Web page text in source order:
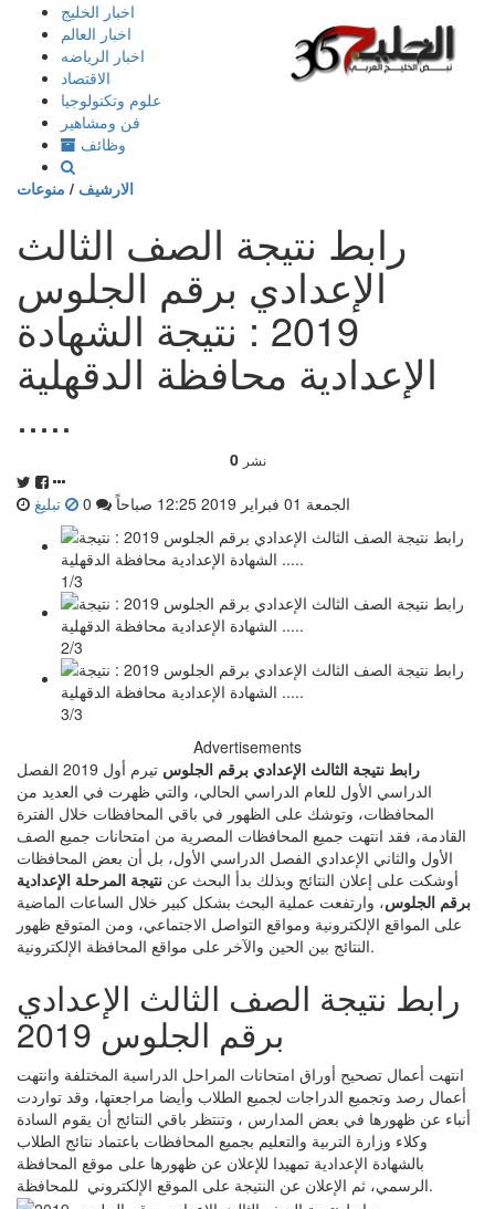
إذهب
المحتوى
اخبار الخليج
اخبار العالم
اخبار الرياضه
الاقتصاد
علوم وتكنولوجيا
فن ومشاهير
وظائف
الارشيف / منوعات
رابط نتيجة الصف الثالث
الإعدادي برقم الجلوس
2019 : نتيجة الشهادة
الإعدادية محافظة الدقهلية
.....
0 نشر
الجمعة 01 فبراير 2019 12:25 صباحاً تبليغ
1/3
2/3
3/3
Advertisements
رابط نتيجة الثالث الإعدادي برقم الجلوس
تيرم أول 2019 الفصل
الدراسي الأول للعام الدراسي الحالي، والتي ظهرت في العديد من
المحافظات، وتوشك على الظهور في باقي المحافظات خلال الفترة
القادمة، فقد انتهت جميع المحافظات المصرية من امتحانات جميع الصف
الأول والثاني الإعدادي الفصل الدراسي الأول، بل أن بعض المحافظات
أوشكت على إعلان النتائج وبذلك بدأ البحث عن نتيجة المرحلة الإعدادية
برقم الجلوس، وارتفعت عملية البحث بشكل كبير خلال الساعات الماضية
على المواقع الإلكترونية ومواقع التواصل الاجتماعي، ومن المتوقع ظهور
النتائج بين الحين والآخر على مواقع المحافظة الإلكترونية.
رابط نتيجة الصف الثالث الإعدادي
برقم الجلوس 2019
انتهت أعمال تصحيح أوراق امتحانات المراحل الدراسية المختلفة وانتهت
أعمال رصد وتجميع الدراجات لجميع الطلاب وأيضا مراجعتها، وقد تواردت
أنباء عن ظهورها في بعض المدارس ، وتنتظر باقي النتائج أن يقوم السادة
وكلاء وزارة التربية والتعليم بجميع المحافظات باعتماد نتائج الطلاب
بالشهادة الإعدادية تمهيدا للإعلان عن ظهورها على موقع المحافظة
الرسمي، ثم الإعلان عن النتيجة على الموقع الإلكتروني للمحافظة.